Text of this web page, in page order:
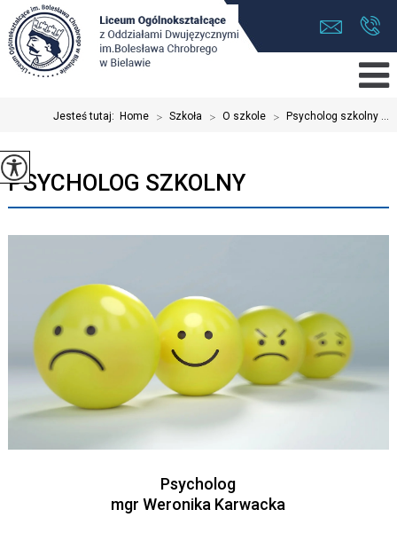
Jesteś tutaj: Home > Szkoła > O szkole > Psycholog szkolny ...
PSYCHOLOG SZKOLNY
Psycholog
mgr Weronika Karwacka